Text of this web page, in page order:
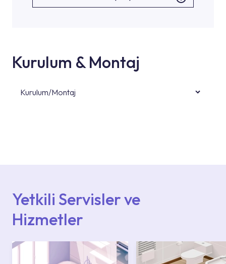
Kurulum & Montaj
Kurulum/Montaj
Yetkili Servisler ve
Hizmetler